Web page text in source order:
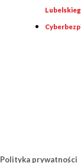
Polityka prywatności